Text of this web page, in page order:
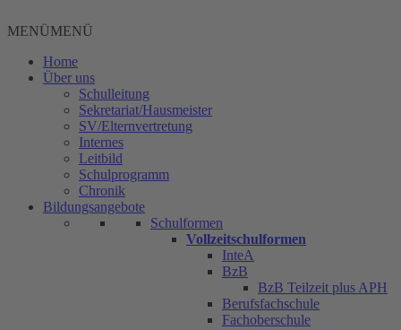
Inhalt
MENÜMENÜ
Home
Über uns
Schulleitung
Sekretariat/Hausmeister
SV/Elternvertretung
Internes
Leitbild
Schulprogramm
Chronik
Bildungsangebote
Schulformen
Vollzeitschulformen
InteA
BzB
BzB Teilzeit plus APH
Berufsfachschule
Fachoberschule